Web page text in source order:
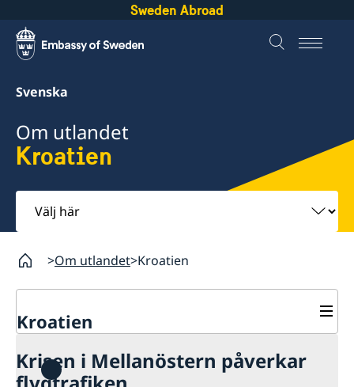
Sweden Abroad
Svenska
Om utlandet
Kroatien
Välj
här
Om utlandet Kroatien
Kroatien
Hjälp till svenskar i Kroatien
Krisen i Mellanöstern påverkar